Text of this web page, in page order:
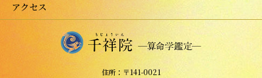
アクセス
住所：〒141-0021